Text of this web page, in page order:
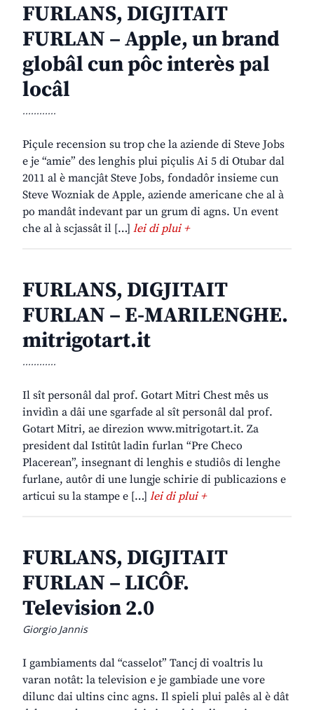
FURLANS, DIGJITAIT
FURLAN – Apple, un brand
globâl cun pôc interès pal
locâl
............
Piçule recension su trop che la aziende di Steve Jobs
e je “amie” des lenghis plui piçulis Ai 5 di Otubar dal
2011 al è mancjât Steve Jobs, fondadôr insieme cun
Steve Wozniak de Apple, aziende americane che al à
po mandât indevant par un grum di agns. Un event
che al à scjassât il […] lei di plui +
FURLANS, DIGJITAIT
FURLAN – E-MARILENGHE.
mitrigotart.it
............
Il sît personâl dal prof. Gotart Mitri Chest mês us
invidìn a dâi une sgarfade al sît personâl dal prof.
Gotart Mitri, ae direzion www.mitrigotart.it. Za
president dal Istitût ladin furlan “Pre Checo
Placerean”, insegnant di lenghis e studiôs di lenghe
furlane, autôr di une lungje schirie di publicazions e
articui su la stampe e […] lei di plui +
FURLANS, DIGJITAIT
FURLAN – LICÔF.
Television 2.0
Giorgio Jannis
I gambiaments dal “casselot” Tancj di voaltris lu
varan notât: la television e je gambiade une vore
dilunc dai ultins cinc agns. Il spieli plui palês al è dât